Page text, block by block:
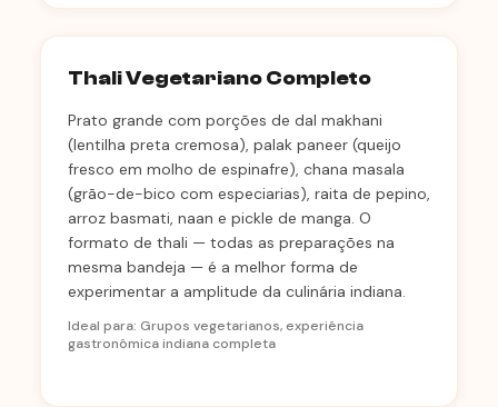
Thali Vegetariano Completo
Prato grande com porções de dal makhani
(lentilha preta cremosa), palak paneer (queijo
fresco em molho de espinafre), chana masala
(grão-de-bico com especiarias), raita de pepino,
arroz basmati, naan e pickle de manga. O
formato de thali — todas as preparações na
mesma bandeja — é a melhor forma de
experimentar a amplitude da culinária indiana.
Ideal para: Grupos vegetarianos, experiência
gastronômica indiana completa